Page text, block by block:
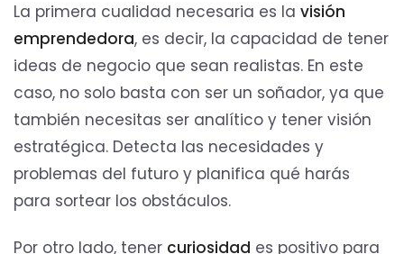
La primera cualidad necesaria es la visión
emprendedora, es decir, la capacidad de tener
ideas de negocio que sean realistas. En este
caso, no solo basta con ser un soñador, ya que
también necesitas ser analítico y tener visión
estratégica. Detecta las necesidades y
problemas del futuro y planifica qué harás
para sortear los obstáculos.
Por otro lado, tener curiosidad es positivo para